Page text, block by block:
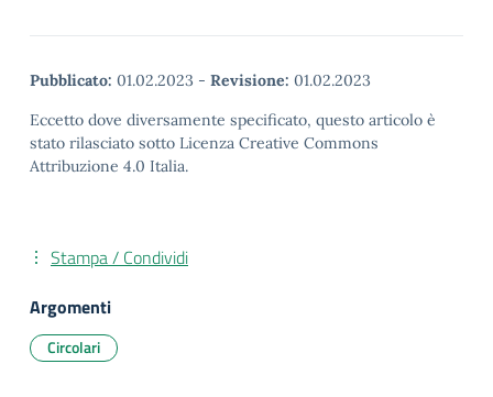
Pubblicato: 01.02.2023 - Revisione: 01.02.2023
Eccetto dove diversamente specificato, questo articolo è
stato rilasciato sotto Licenza Creative Commons
Attribuzione 4.0 Italia.
Stampa / Condividi
Argomenti
Circolari